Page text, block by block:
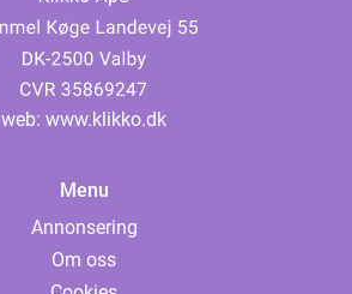
web: www.klikko.dk
Menu
Annonsering
Om oss